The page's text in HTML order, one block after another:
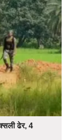
ढेर, 4